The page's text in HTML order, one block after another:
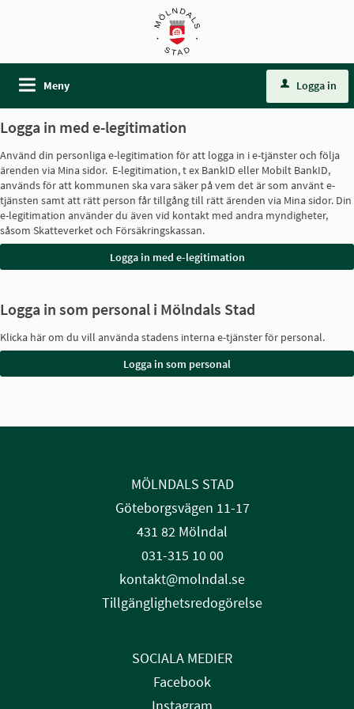
Meny Logga in
Logga in med e-legitimation
Använd din personliga e-legitimation för att logga in i e-tjänster och följa
ärenden via Mina sidor. E-legitimation, t ex BankID eller Mobilt BankID,
används för att kommunen ska vara säker på vem det är som använt e-
tjänsten samt att rätt person får tillgång till rätt ärenden via Mina sidor. Din
e-legitimation använder du även vid kontakt med andra myndigheter,
såsom Skatteverket och Försäkringskassan.
Logga in som personal i Mölndals Stad
Klicka här om du vill använda stadens interna e-tjänster för personal.
MÖLNDALS STAD
Göteborgsvägen 11-17
431 82 Mölndal
031-315 10 00
kontakt@molndal.se
Tillgänglighetsredogörelse
SOCIALA MEDIER
Facebook